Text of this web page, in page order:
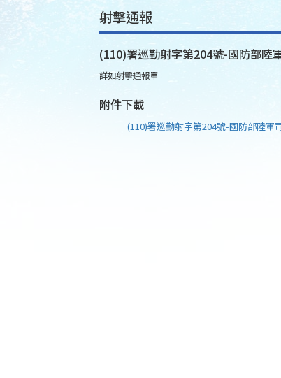
射擊通報
(110)署巡勤射字第204號-國防部陸
詳如射擊通報單
附件下載
(110)署巡勤射字第204號-國防部陸軍